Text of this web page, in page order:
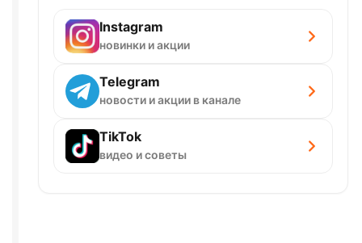
Instagram
новинки и акции
Telegram
новости и акции в канале
TikTok
видео и советы